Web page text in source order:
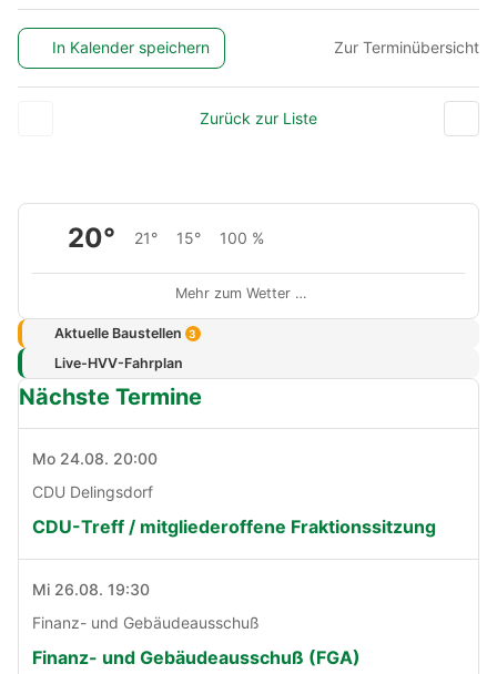
In Kalender speichern Zur Terminübersicht
Zurück zur Liste
20° 21° 15° 100 %
Mehr zum Wetter …
Aktuelle Baustellen 3
Live-HVV-Fahrplan
Nächste Termine
Mo 24.08. 20:00
CDU Delingsdorf
CDU-Treff / mitgliederoffene Fraktionssitzung
Mi 26.08. 19:30
Finanz- und Gebäudeausschuß
Finanz- und Gebäudeausschuß (FGA)